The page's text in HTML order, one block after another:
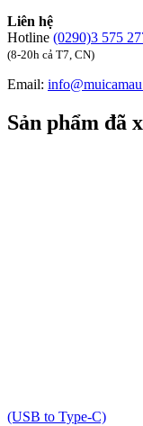
Liên hệ
Hotline (0290)3 575
(8-20h cả T7, CN)
Email:
Sản phẩm đã
(USB to Type-C)